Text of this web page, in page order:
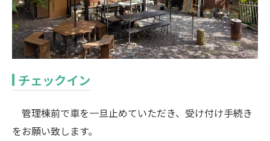
チェックイン
管理棟前で車を一旦止めていただき、受け付け手続き
をお願い致します。